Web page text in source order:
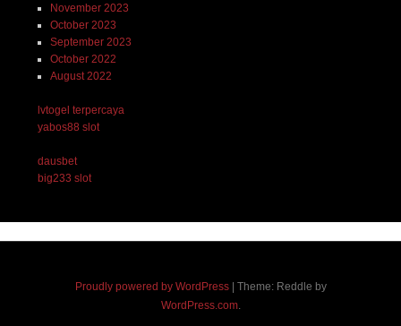
November 2023
October 2023
September 2023
October 2022
August 2022
lvtogel terpercaya
yabos88 slot
dausbet
big233 slot
Proudly powered by WordPress
Theme: Reddle by
WordPress.com.